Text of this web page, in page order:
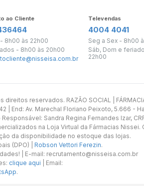
ao Cliente
8h00 às 22h00
- 8h00 às 20h00
Televendas
4004 4041
Seg a Sex - 8h00
Sáb, Dom e
22h00
reservados. RAZÃO SOCIAL |
| End: Av. Marechal Floriano Peixoto, 5.666 -
Sandra Regina Fernandes Izar,
na Loja Virtual da Fármacias Nissei.
da disponibilidade no estoque das lojas.
(DPO) | Robson Vettori Ferezin.
| E-mail: recrutamento@nisseisa.com.br
clique aqui | Email:
.